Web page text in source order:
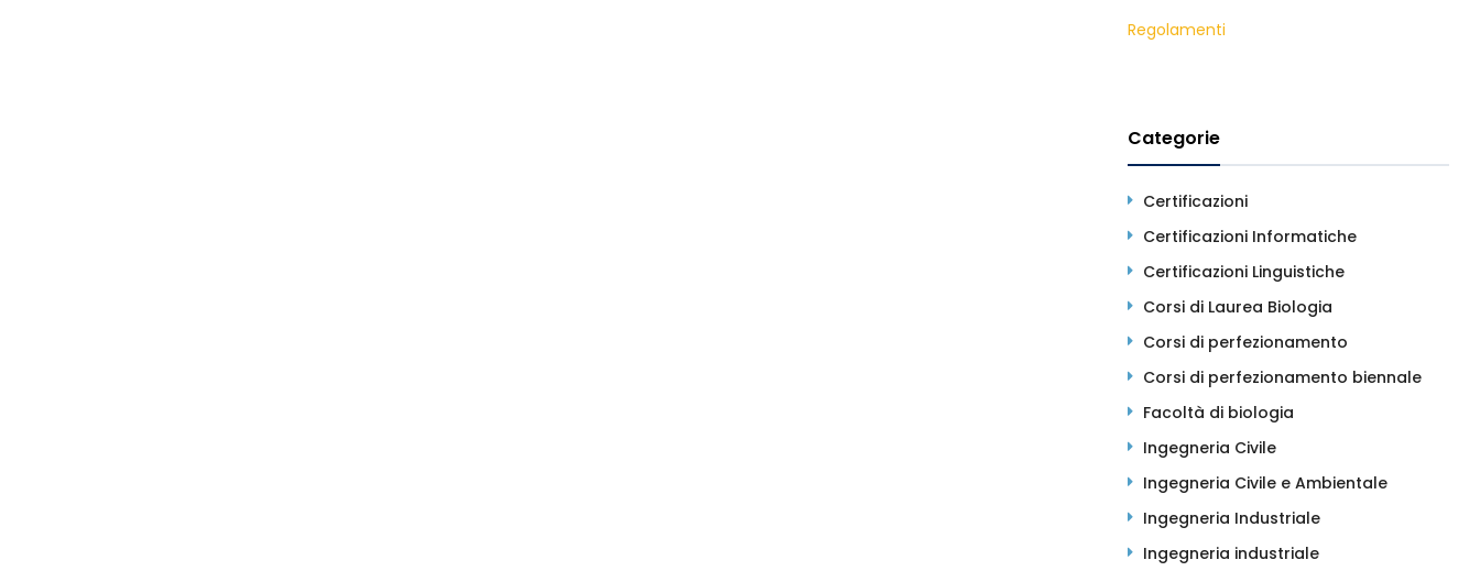
Regolamenti
Categorie
Certificazioni
Certificazioni Informatiche
Certificazioni Linguistiche
Corsi di Laurea Biologia
Corsi di perfezionamento
Corsi di perfezionamento biennale
Facoltà di biologia
Ingegneria Civile
Ingegneria Civile e Ambientale
Ingegneria Industriale
Ingegneria industriale